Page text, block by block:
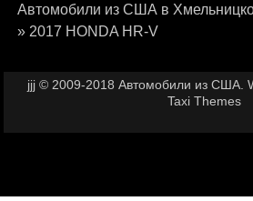
Автомобили из США в
» 2017 HONDA HR-V
jjj © 2009-2018 Автомобили из США.
Taxi Themes